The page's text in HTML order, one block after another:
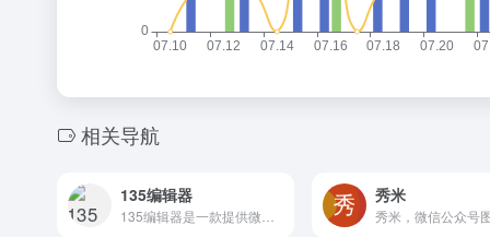
相关导航
135编辑器 秀米